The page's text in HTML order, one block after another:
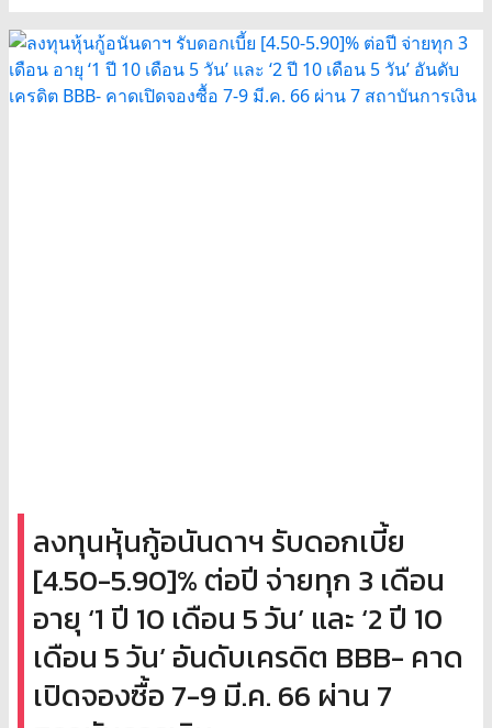
ลงทุนหุ้นกู้อนันดาฯ รับดอกเบี้ย
[4.50-5.90]% ต่อปี จ่ายทุก 3 เดือน
อายุ ‘1 ปี 10 เดือน 5 วัน’ และ ‘2 ปี 10
เดือน 5 วัน’ อันดับเครดิต BBB- คาด
เปิดจองซื้อ 7-9 มี.ค. 66 ผ่าน 7